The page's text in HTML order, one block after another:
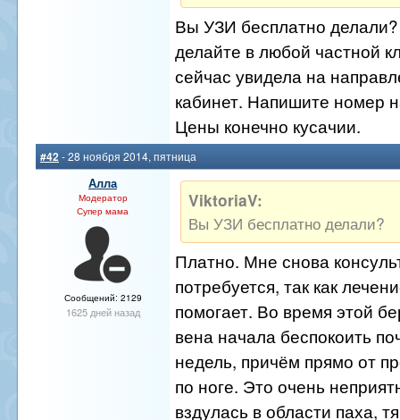
Вы УЗИ бесплатно
делайте в любой частной
сейчас увидела на
кабинет. Напишите номер
Цены конечно кусачии.
#42 - 28 ноября 2014, пятница
Алла
Модератор
Супер мама
Сообщений: 2129
1625 дней назад
ViktoriaV:
Вы УЗИ бесплатно делали?
Платно. Мне снова
потребуется, так как
помогает. Во время этой
вена начала беспокоить
недель, причём прямо от
по ноге. Это очень
вздулась в области паха,